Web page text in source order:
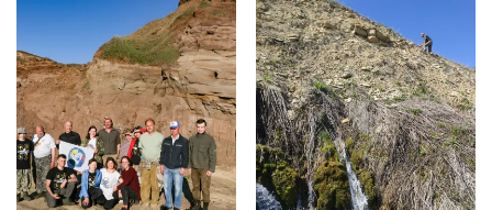
НАШИ НАГРАДЫ
НАШИ НАХОДКИ
ПОЗДРАВЛЕНИЯ
КОНТАКТЫ